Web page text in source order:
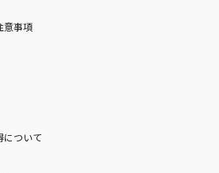
意事項
について